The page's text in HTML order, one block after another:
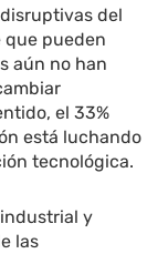
del
que pueden
aún no han
el 33%
está luchando
tecnológica.
y
las